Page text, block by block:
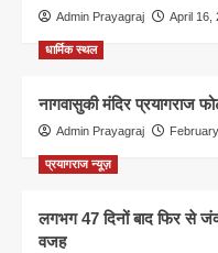
Admin Prayagraj April 16,
धार्मिक स्थल
नागवासुकी मंदिर
Admin Prayagraj
प्रयागराज न्यूज़
लगभग 47 दिनों बाद फिर से
वजह